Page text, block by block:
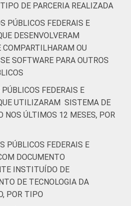
DE PARCERIA REALIZADA
PÚBLICOS FEDERAIS E
DESENVOLVERAM
COMPARTILHARAM OU
SOFTWARE PARA OUTROS
FEDERAIS E
UTILIZARAM SISTEMA DE
NOS ÚLTIMOS 12 MESES, POR
PÚBLICOS FEDERAIS E
DOCUMENTO
INSTITUÍDO DE
DE TECNOLOGIA DA
POR TIPO